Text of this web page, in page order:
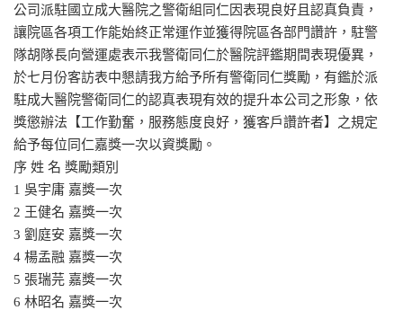
公司派駐國立成大醫院之警衛組同仁因表現良好且認真負責，
讓院區各項工作能始終正常運作並獲得院區各部門讚許，駐警
隊胡隊長向營運處表示我警衛同仁於醫院評鑑期間表現優異，
於七月份客訪表中懇請我方給予所有警衛同仁獎勵，有鑑於派
駐成大醫院警衛同仁的認真表現有效的提升本公司之形象，依
獎懲辦法【工作勤奮，服務態度良好，獲客戶讚許者】之規定
給予每位同仁嘉獎一次以資獎勵。
序 姓 名 獎勵類別
1 吳宇庸 嘉獎一次
2 王健名 嘉獎一次
3 劉庭安 嘉獎一次
4 楊孟融 嘉獎一次
5 張瑞芫 嘉獎一次
6 林昭名 嘉獎一次